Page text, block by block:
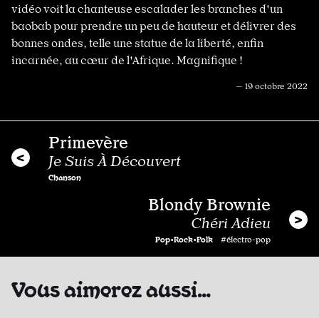
vidéo voit la chanteuse escalader les branches d'un
baobab pour prendre un peu de hauteur et délivrer des
bonnes ondes, telle une statue de la liberté, enfin
incarnée, au cœur de l'Afrique. Magnifique !
— 19 octobre 2022
Primevère
Je Suis À Découvert
Chanson
Blondy Brownie
Chéri Adieu
Pop•Rock•Folk #électro-pop
Vous aimerez aussi…